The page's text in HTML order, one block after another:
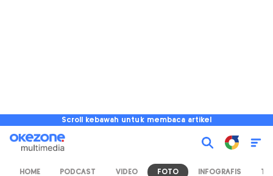
Scroll kebawah untuk membaca artikel
HOME PODCAST VIDEO FOTO INFOGRAFIS TV